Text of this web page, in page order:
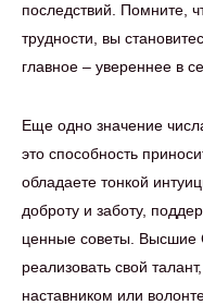
последствий. Помните,
трудности, вы
главное – увереннее в
Еще одно значение
это способность
обладаете тонкой
доброту и заботу,
ценные советы. Высшие
реализовать свой
наставником или